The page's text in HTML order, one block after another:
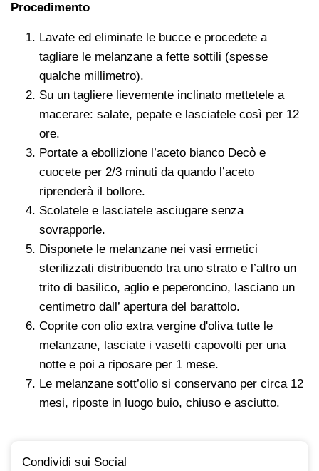
Procedimento
Lavate ed eliminate le bucce e procedete a
tagliare le melanzane a fette sottili (spesse
qualche millimetro).
Su un tagliere lievemente inclinato mettetele a
macerare: salate, pepate e lasciatele così per 12
ore.
Portate a ebollizione l’aceto bianco Decò e
cuocete per 2/3 minuti da quando l’aceto
riprenderà il bollore.
Scolatele e lasciatele asciugare senza
sovrapporle.
Disponete le melanzane nei vasi ermetici
sterilizzati distribuendo tra uno strato e l’altro un
trito di basilico, aglio e peperoncino, lasciano un
centimetro dall’ apertura del barattolo.
Coprite con olio extra vergine d'oliva tutte le
melanzane, lasciate i vasetti capovolti per una
notte e poi a riposare per 1 mese.
Le melanzane sott’olio si conservano per circa 12
mesi, riposte in luogo buio, chiuso e asciutto.
Condividi sui Social